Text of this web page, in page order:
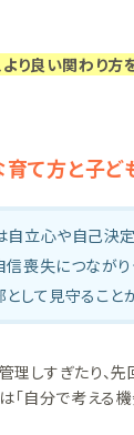
り良い関わり方
て方と子
自立心や自己決
喪失につながり
して見守ること
しすぎたり、先
「自分で考える